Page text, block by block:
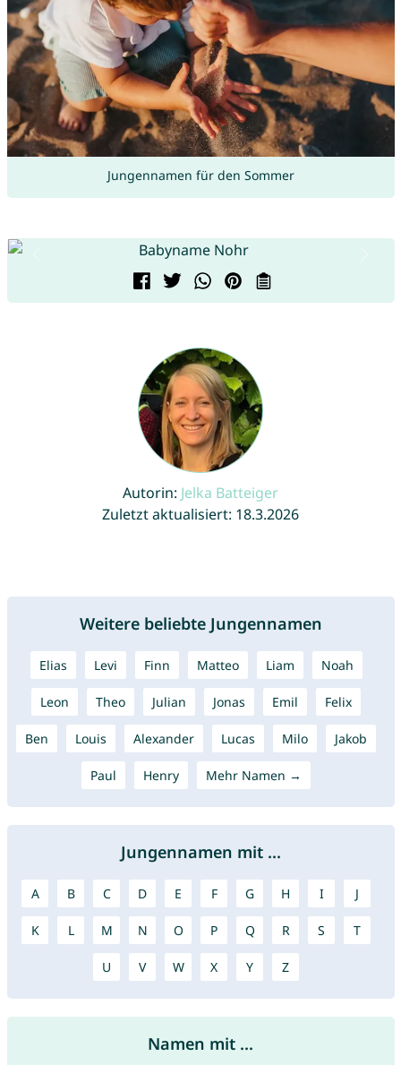
Jungennamen für den Sommer
Autorin: Jelka Batteiger
Zuletzt aktualisiert: 18.3.2026
Weitere beliebte Jungennamen
Elias Levi Finn Matteo Liam Noah
Leon Theo Julian Jonas Emil Felix
Ben Louis Alexander Lucas Milo Jakob
Paul Henry Mehr Namen →
Jungennamen mit ...
A B C D E F G H I J
K L M N O P Q R S T
U V W X Y Z
Namen mit ...